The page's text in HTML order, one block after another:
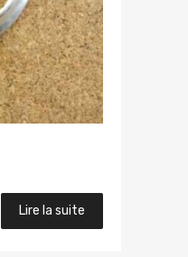
Lire la suite